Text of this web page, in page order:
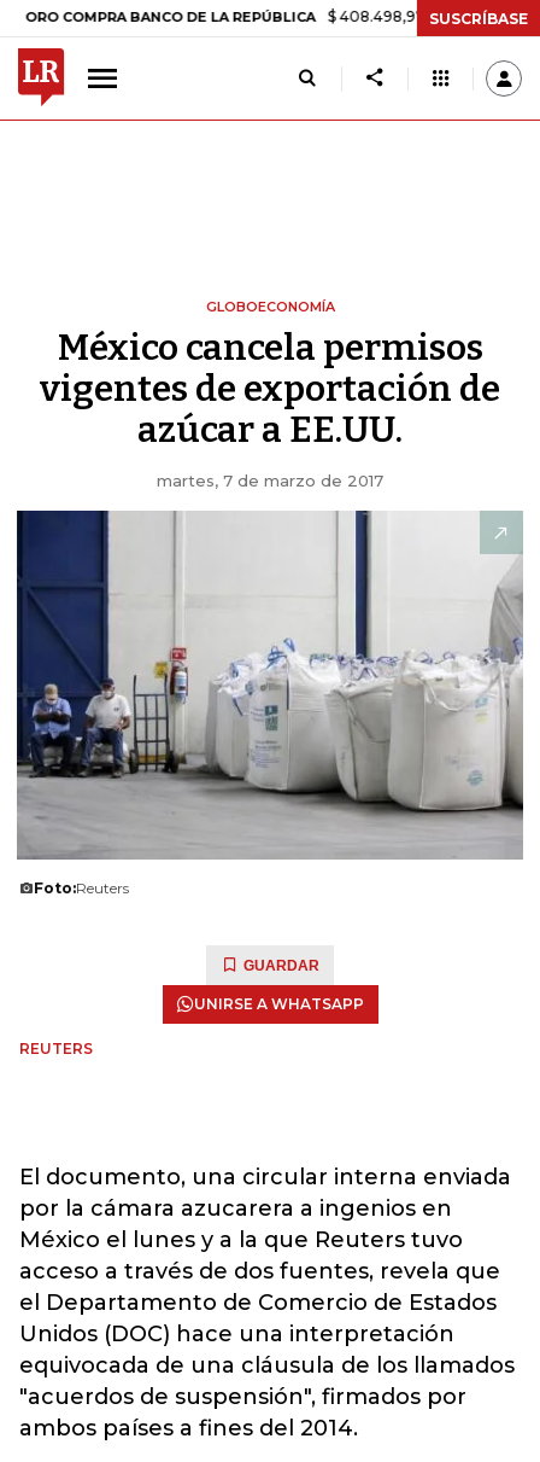
BANCO DE LA REPÚBLICA $ 408.498,97 +$ 8.753,81 +2,19%
SUSCRÍBASE
GLOBOECONOMÍA
México cancela permisos
vigentes de exportación de
azúcar a EE.UU.
martes, 7 de marzo de 2017
Foto:Reuters
GUARDAR
UNIRSE A WHATSAPP
REUTERS
El documento, una circular interna enviada
por la cámara azucarera a ingenios en
México el lunes y a la que Reuters tuvo
acceso a través de dos fuentes, revela que
el Departamento de Comercio de Estados
Unidos (DOC) hace una interpretación
equivocada de una cláusula de los llamados
"acuerdos de suspensión", firmados por
ambos países a fines del 2014.